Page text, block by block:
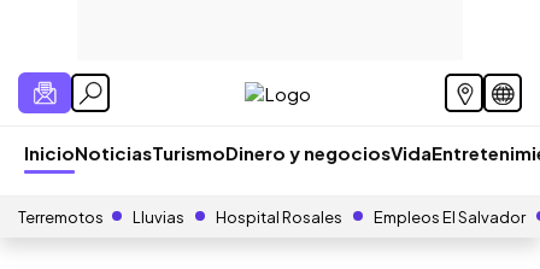
InicioNoticiasTurismoDinero y negociosVida
Terremotos Lluvias Hospital Rosales Empleos El Salvador